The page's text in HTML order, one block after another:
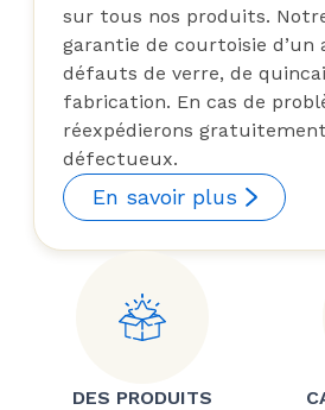
sur tous nos produits.
garantie de courtoisie d’un
défauts de verre, de
fabrication. En cas de
réexpédierons
défectueux.
En savoir plus
DES PRODUITS